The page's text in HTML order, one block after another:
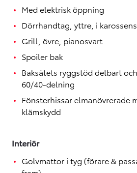
Med elektrisk öppning
Dörrhandtag, yttre, i
Grill, övre, pianosvart
Spoiler bak
Baksätets ryggstöd delbart
60/40-delning
Fönsterhissar elmanövrerade
klämskydd
Interiör
Golvmattor i tyg (förare &